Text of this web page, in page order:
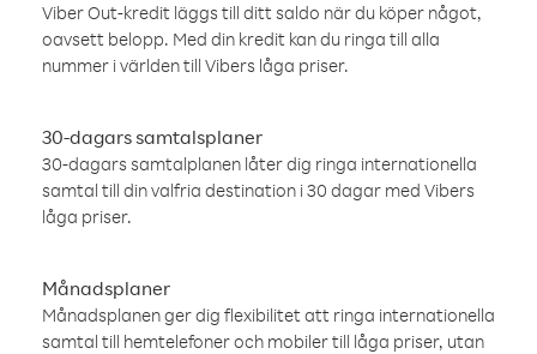
Viber Out-kredit läggs till ditt saldo när du köper något,
oavsett belopp. Med din kredit kan du ringa till alla
nummer i världen till Vibers låga priser.
30-dagars samtalsplaner
30-dagars samtalplanen låter dig ringa internationella
samtal till din valfria destination i 30 dagar med Vibers
låga priser.
Månadsplaner
Månadsplanen ger dig flexibilitet att ringa internationella
samtal till hemtelefoner och mobiler till låga priser, utan